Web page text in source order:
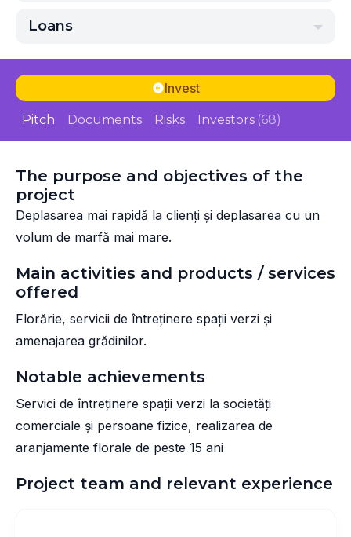
Loans
Pitch Documents Risks Investors (68)
Invest
The purpose and objectives of the
project
Deplasarea mai rapidă la clienți și deplasarea cu un
volum de marfă mai mare.
Main activities and products / services
offered
Florărie, servicii de întreținere spații verzi și
amenajarea grădinilor.
Notable achievements
Servici de întreținere spații verzi la societăți
comerciale și persoane fizice, realizarea de
aranjamente florale de peste 15 ani
Project team and relevant experience